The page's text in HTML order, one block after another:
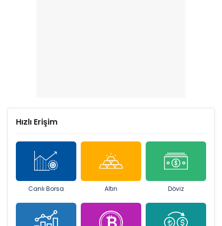
Hızlı Erişim
Canlı Borsa Altın Döviz